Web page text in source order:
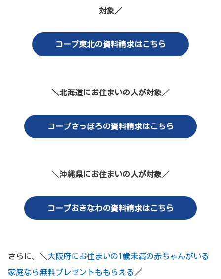
対象 ／
コープ東北の資料請求はこちら
＼北海道にお住まいの人が対象 ／
コープさっぽろの資料請求はこちら
＼沖縄県にお住まいの人が対象／
コープおきなわの資料請求はこちら
さらに、＼ 大阪府にお住まいの1歳未満の赤ちゃんがいる
家庭なら無料プレゼントももらえる ／